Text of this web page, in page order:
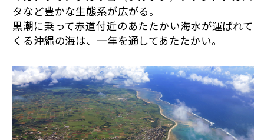
タなど豊かな生態系が広がる。
黒潮に乗って赤道付近のあたたかい海水が運ばれて
くる沖縄の海は、一年を通してあたたかい。